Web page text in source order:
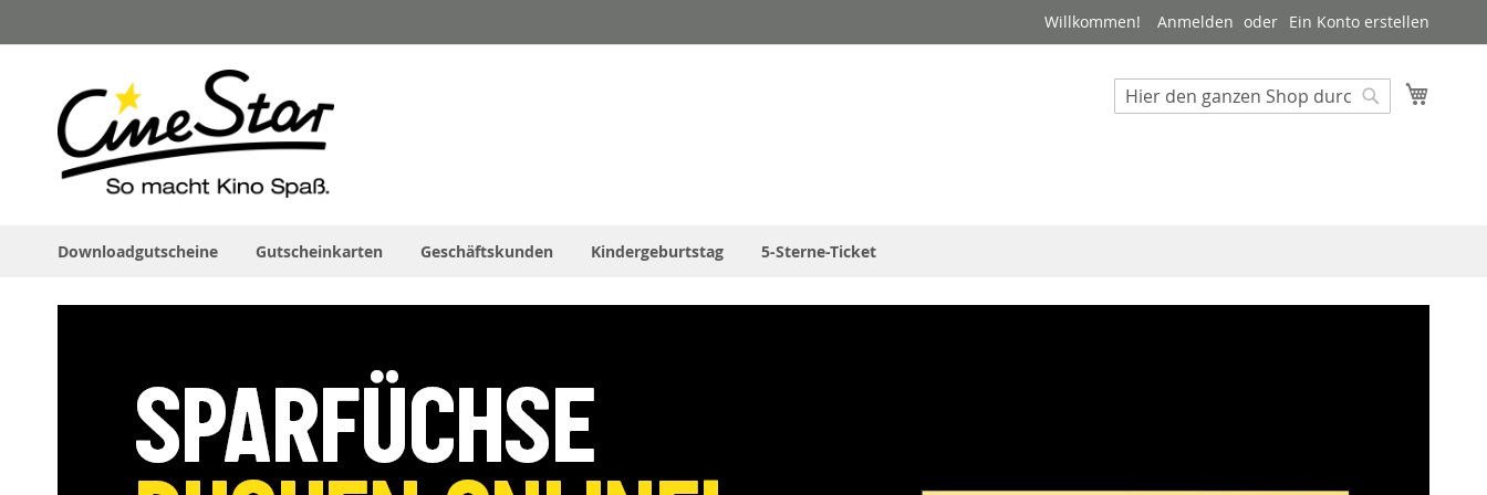
zum
Willkommen! Anmelden Ein Konto erstellen
Suche
Downloadgutscheine Gutscheinkarten Geschäftskunden Kindergeburtstag 5-Sterne-Ticket